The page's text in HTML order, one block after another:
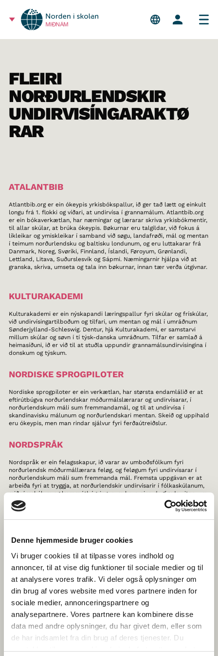
Denne hjemmeside bruger cookies
Vi bruger cookies til at tilpasse vores indhold og
annoncer, til at vise dig funktioner til sociale medier og til
at analysere vores trafik. Vi deler også oplysninger om
din brug af vores website med vores partnere inden for
sociale medier, annonceringspartnere og
analysepartnere. Vores partnere kan kombinere disse
data med andre oplysninger, du har givet dem, eller som
de har indsamlet fra din brug af deres tjenester. Du
samtykker til vores cookies, hvis du fortsætter med at
MIÐNÁM
FLEIRI
NORÐURLENDSKIR
UNDIRVISÍNGARAKTØ
RAR
ATALANTBIB
Atlantbib.org er ein ókeypis yrkisbókspallur, ið ger tað lætt og einkult
longu frá 1. flokki og víðari, at undirvísa í grannamálum. Atlantbib.org
er ein bókaverkætlan, har næmingar og lærarar skriva yrkisbókmentir,
til allar skúlar, at brúka ókeypis. Bøkurnar eru talgildar, við fokus á
líkleikar og ymiskleikar í samband við søgu, landafrøði, mál og mentan
í teimum norðurlendsku og baltisku londunum, og eru luttakarar frá
Danmark, Noreg, Svøríki, Finnland, Íslandi, Føroyum, Grønlandi,
Lettland, Litava, Suðurslesvík og Sápmi. Næmingarnir hjálpa við at
granska, skriva, umseta og tala inn bøkurnar, innan tær verða útgivnar.
KULTURAKADEMI
Kulturakademi er ein nýskapandi læringspallur fyri skúlar og frískúlar,
við undirvísingartilboðum og tilfari, um mentan og mál í umráðnum
Sønderjylland-Schleswig. Dentur, hjá Kulturakademi, er samstarvi
millum skúlar og søvn í tí týsk-danska umráðnum. Tilfar er samlað á
heimasíðuni, ið er við til at stuðla uppundir grannamálsundirvísingina í
donskum og týskum.
NORDISKE SPROGPILOTER
Nordiske sprogpiloter er ein verkætlan, har størsta endamlálið er at
eftirútbúgva norðurlendskar móðurmálslærarar og undirvísarar, í
norðurlendskum máli sum fremmandamál, og til at undirvísa í
skandinavisku málunum og norðurlendskari mentan. Skeið og uppihald
eru ókeypis, men man rindar sjálvur fyri ferðaútreiðslur.
NORDSPRÅK
Nordspråk er ein felagsskapur, ið varar av umboðsfólkum fyri
norðurlendsk móðurmállærara feløg, og feløgum fyri undirvísarar í
norðurlendskum máli sum fremmanda mál. Fremsta uppgávan er at
arbeiða fyri at tryggja, at norðurlendskir undirvísarir í fólkaskúlanum,
miðnámskúlum og læraraútbúgvingunum hava eina dagførda vitan, um
norðurlendska mentan, bókmentan, og at tey hava amboð til at taka
sær av undirvísing, i norðurlendskum máli sum grannamál ella
THE HISTORY OF NORDIC WOMEN’S
LITERATURE
Her kanst tú fáa vitan um nýggjastu stroymingar við kvinnuligum
bókmentum úr Norðurlondum, samstundis sum tú kanst fordjúpa teg í
kvinnuligari bókmentasøgu í yvir 1000 ár, frá Svøríki, Noreg, Danmark,
Finnland, Føroyum, Íslandi, Grønlandi og Álandi. Alt skrivað av førandi
norðurlendskum bókmentasøgufrøðingum.
TEGNTUBE
teknmáli í Norðurlondum, men eisini til vaksin, ið eru í samband við